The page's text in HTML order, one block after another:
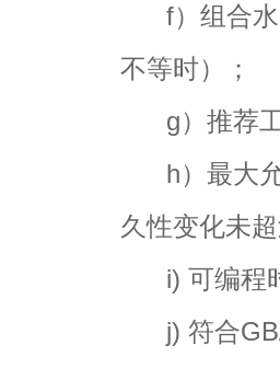
f）组合水
不等时）；
g）推荐工
h）最大允
久性变化未
i) 可编程时
j) 符合GB/